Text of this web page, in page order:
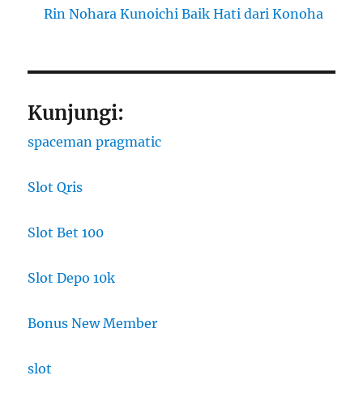
Rin Nohara Kunoichi Baik Hati dari Konoha
Kunjungi:
spaceman pragmatic
Slot Qris
Slot Bet 100
Slot Depo 10k
Bonus New Member
slot